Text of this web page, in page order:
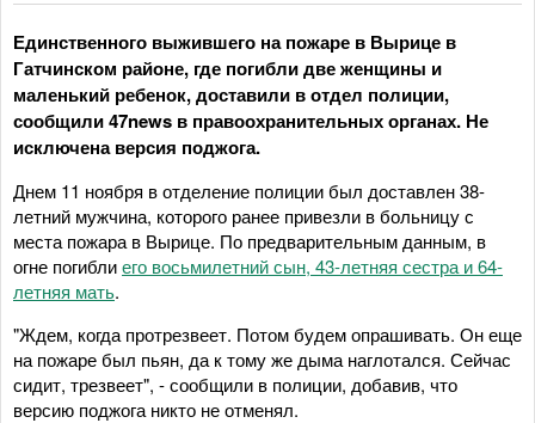
Единственного выжившего на пожаре в Вырице в
Гатчинском районе, где погибли две женщины и
маленький ребенок, доставили в отдел полиции,
сообщили 47news в правоохранительных органах. Не
исключена версия поджога.
Днем 11 ноября в отделение полиции был доставлен 38-
летний мужчина, которого ранее привезли в больницу с
места пожара в Вырице. По предварительным данным, в
огне погиблиего восьмилетний сын, 43-летняя сестра и 64-
летняя мать.
"Ждем, когда протрезвеет. Потом будем опрашивать. Он еще
на пожаре был пьян, да к тому же дыма наглотался. Сейчас
сидит, трезвеет", - сообщили в полиции, добавив, что
версию поджога никто не отменял.